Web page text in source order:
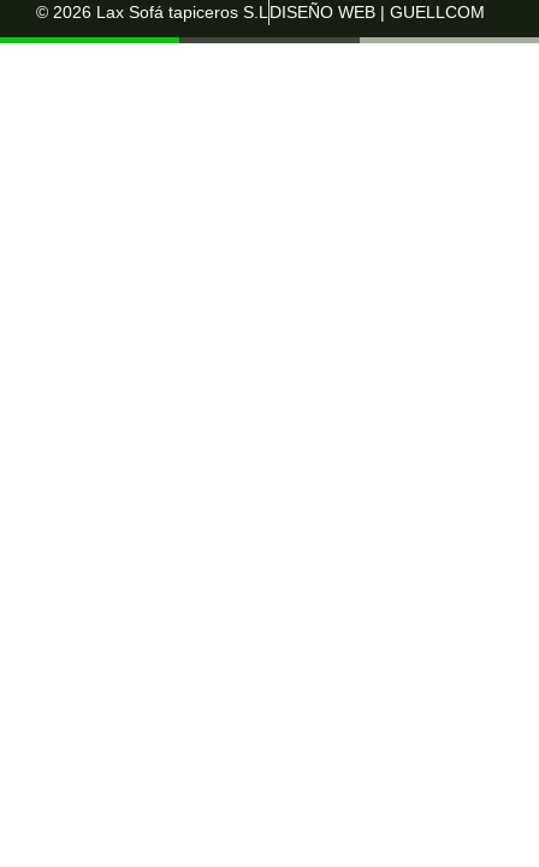
© 2026 Lax Sofá tapiceros S.L DISEÑO WEB | GUELLCOM